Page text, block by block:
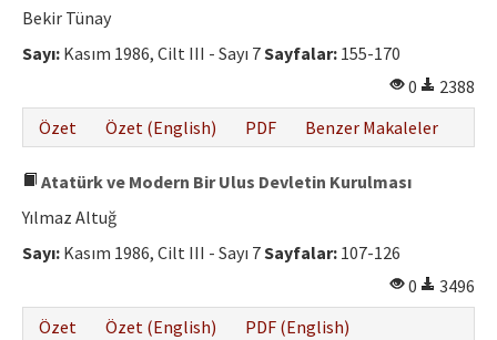
Etik İlkeler
Yazar Rehberi
Hakem Rehberi
Bekir Tünay
Sayı: Kasım 1986, Cilt III - Sayı 7Sayfalar: 155-170
0
2388
Özet
Özet (English) PDF Benzer Makaleler
Atatürk ve Modern Bir Ulus Devletin Kurulması
Yılmaz Altuğ
Sayı: Kasım 1986, Cilt III - Sayı 7Sayfalar: 107-126
0
3496
Özet
Özet (English)
PDF (English)